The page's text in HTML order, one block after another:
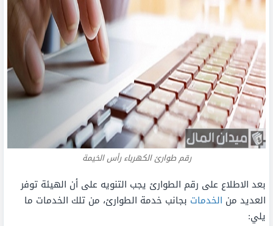
رقم طوارئ الكهرباء رأس الخيمة
بعد الاطلاع على رقم الطوارئ يجب التنويه على أن الهيئة توفر
العديد من الخدمات بجانب خدمة الطوارئ، من تلك الخدمات ما
يلي: